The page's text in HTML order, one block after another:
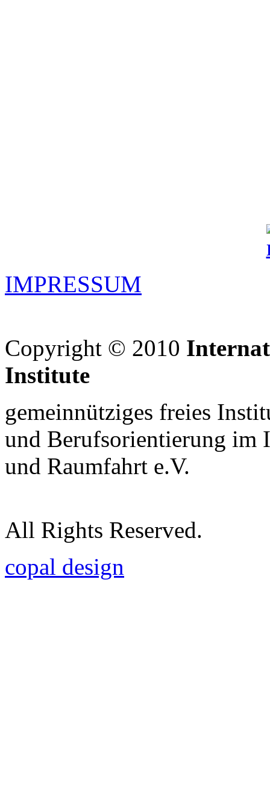
IMPRESSUM
Copyright © 2010
Institute
gemeinnütziges freies
und Berufsorientierung im
und Raumfahrt e.V.
All Rights Reserved.
copal design